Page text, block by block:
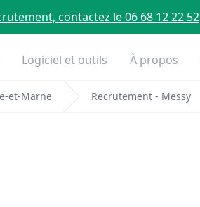
contactez le 06 68 12 22 52
Logiciel et outils À propos
et-Marne Recrutement - Messy